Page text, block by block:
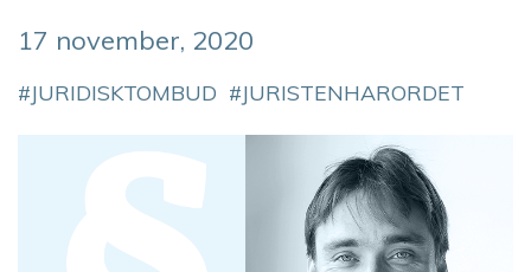
17 november, 2020
JURIDISKTOMBUD JURISTENHARORDET